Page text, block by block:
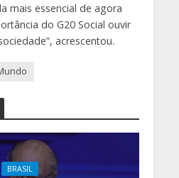
mais essencial de agora
do G20 Social ouvir
acrescentou.
BRASIL